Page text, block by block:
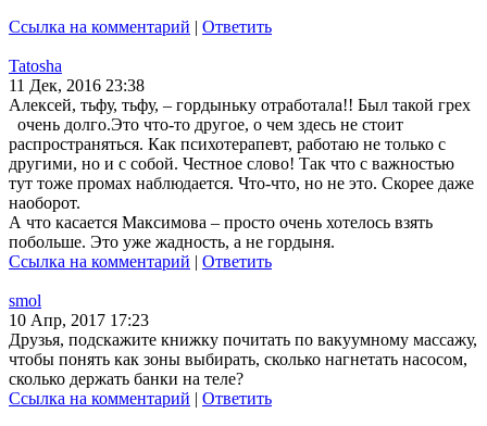
Ссылка на комментарий | Ответить
Tatosha
11 Дек, 2016 23:38
Алексей, тьфу, тьфу, – гордыньку отработала!! Был такой грех
очень долго.Это что-то другое, о чем здесь не стоит
распространяться. Как психотерапевт, работаю не только с
другими, но и с собой. Честное слово! Так что с важностью
тут тоже промах наблюдается. Что-что, но не это. Скорее даже
наоборот.
А что касается Максимова – просто очень хотелось взять
побольше. Это уже жадность, а не гордыня.
Ссылка на комментарий | Ответить
smol
10 Апр, 2017 17:23
Друзья, подскажите книжку почитать по вакуумному массажу,
чтобы понять как зоны выбирать, сколько нагнетать насосом,
сколько держать банки на теле?
Ссылка на комментарий | Ответить